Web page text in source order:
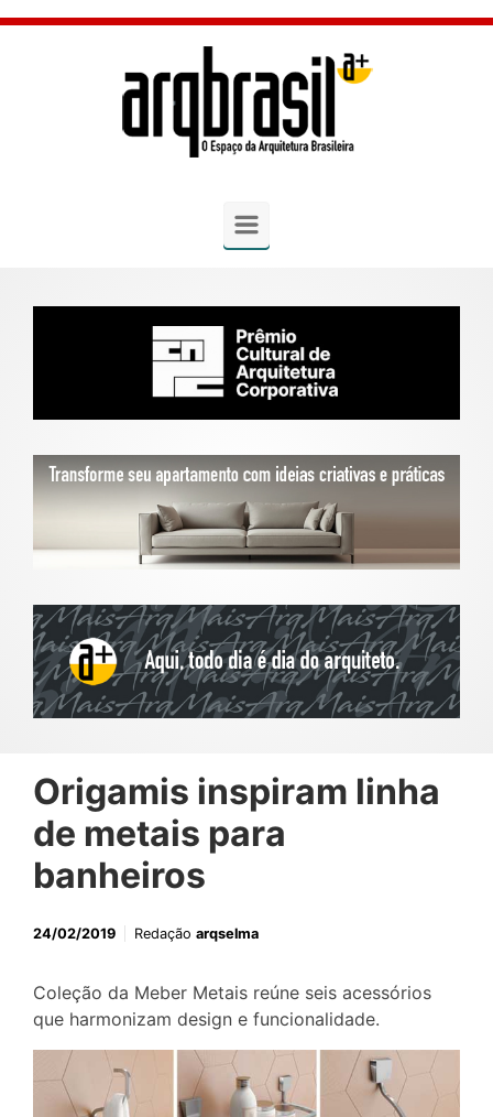
Skip to main content
Origamis inspiram linha
de metais para
banheiros
24/02/2019 Redação arqselma
Coleção da Meber Metais reúne seis acessórios
que harmonizam design e funcionalidade.